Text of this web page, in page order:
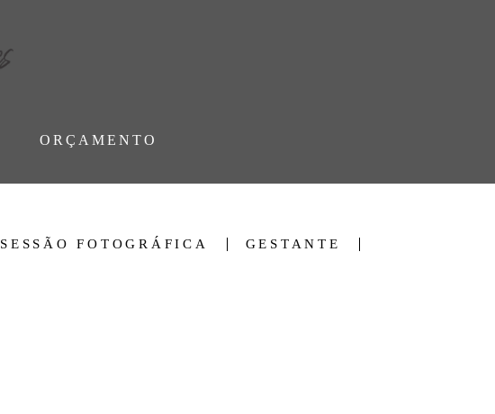
ORÇAMENTO
SESSÃO FOTOGRÁFICA GESTANTE